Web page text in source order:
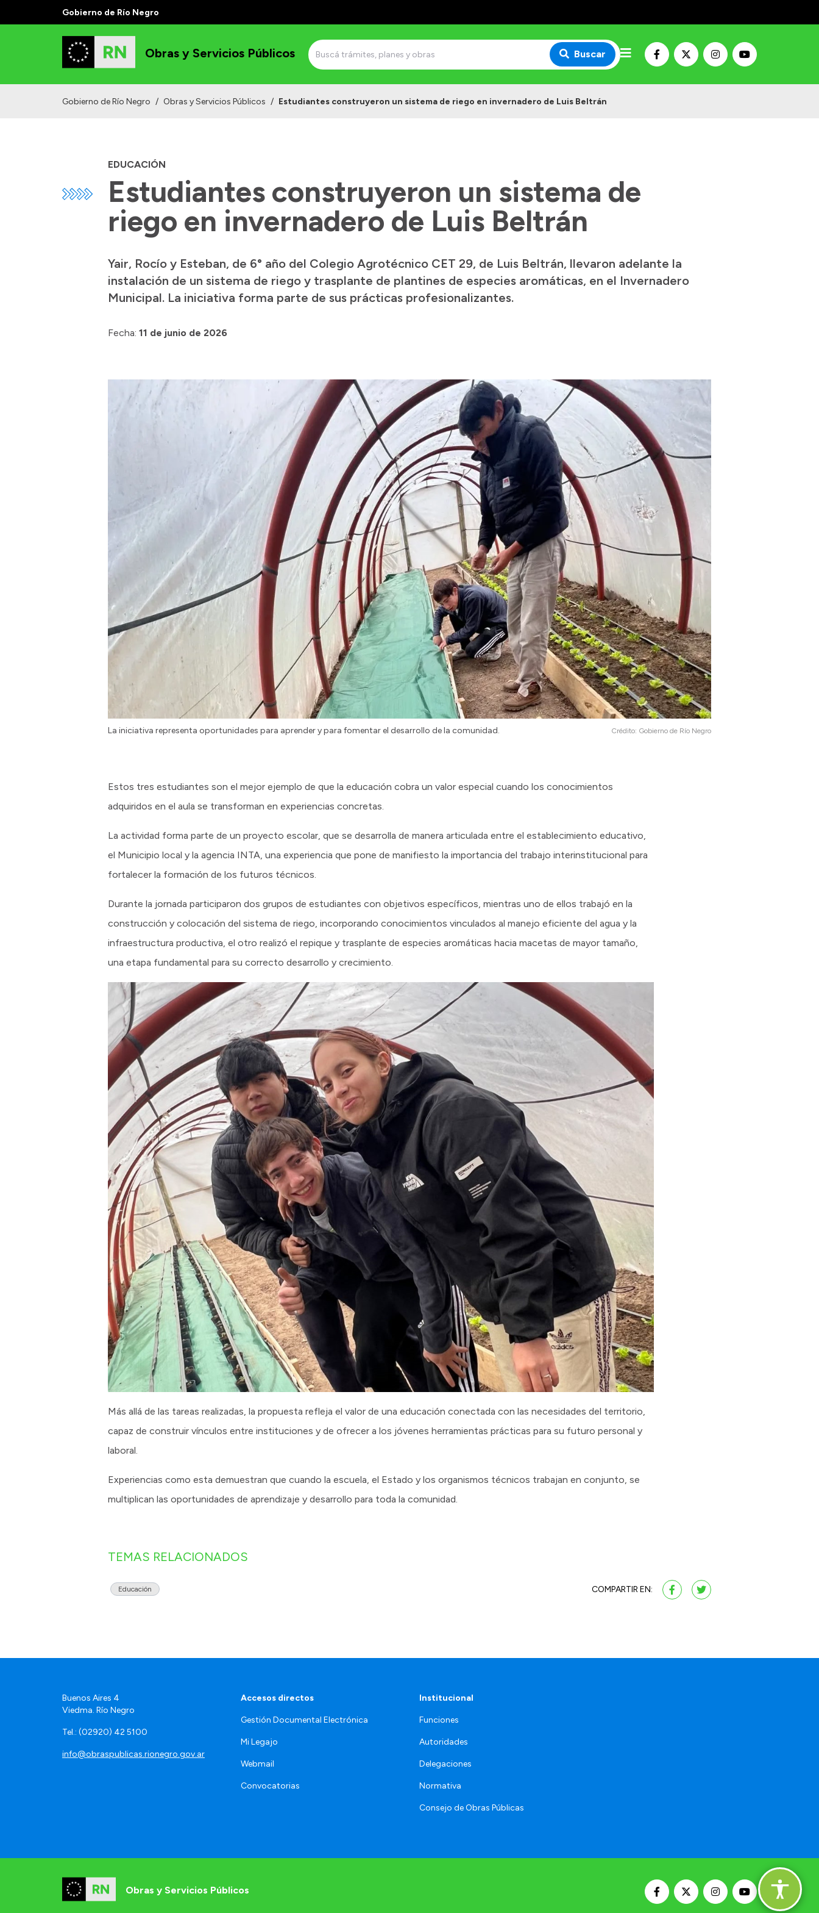
Gobierno de Río Negro
Obras y Servicios Públicos Buscar
Gobierno de Río Negro / Obras y Servicios Públicos / Estudiantes construyeron un sistema de riego en invernadero de Luis Beltrán
EDUCACIÓN
Estudiantes construyeron un sistema de
riego en invernadero de Luis Beltrán
Yair, Rocío y Esteban, de 6° año del Colegio Agrotécnico CET 29, de Luis Beltrán, llevaron adelante la
instalación de un sistema de riego y trasplante de plantines de especies aromáticas, en el Invernadero
Municipal. La iniciativa forma parte de sus prácticas profesionalizantes.
Fecha: 11 de junio de 2026
La iniciativa representa oportunidades para aprender y para fomentar el desarrollo de la comunidad. Crédito: Gobierno de Río Negro
Estos tres estudiantes son el mejor ejemplo de que la educación cobra un valor especial cuando los conocimientos
adquiridos en el aula se transforman en experiencias concretas.
La actividad forma parte de un proyecto escolar, que se desarrolla de manera articulada entre el establecimiento educativo,
el Municipio local y la agencia INTA, una experiencia que pone de manifiesto la importancia del trabajo interinstitucional para
fortalecer la formación de los futuros técnicos.
Durante la jornada participaron dos grupos de estudiantes con objetivos específicos, mientras uno de ellos trabajó en la
construcción y colocación del sistema de riego, incorporando conocimientos vinculados al manejo eficiente del agua y la
infraestructura productiva, el otro realizó el repique y trasplante de especies aromáticas hacia macetas de mayor tamaño,
una etapa fundamental para su correcto desarrollo y crecimiento.
Más allá de las tareas realizadas, la propuesta refleja el valor de una educación conectada con las necesidades del territorio,
capaz de construir vínculos entre instituciones y de ofrecer a los jóvenes herramientas prácticas para su futuro personal y
laboral.
Experiencias como esta demuestran que cuando la escuela, el Estado y los organismos técnicos trabajan en conjunto, se
multiplican las oportunidades de aprendizaje y desarrollo para toda la comunidad.
TEMAS RELACIONADOS
Educación COMPARTIR EN:
Buenos Aires 4
Viedma. Río Negro
Tel.: (02920) 42 5100
info@obraspublicas.rionegro.gov.ar
Accesos directos
Gestión Documental Electrónica
Mi Legajo
Webmail
Convocatorias
Institucional
Funciones
Autoridades
Delegaciones
Normativa
Consejo de Obras Públicas
Obras y Servicios Públicos